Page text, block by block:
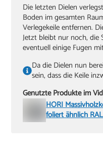
Die letzten Dielen
Boden im gesamten
Verlegekeile entfernen.
Jetzt bleibt nur noch, die
eventuell einige Fugen
Da die Dielen nun
sein, dass die Keile
Genutzte Produkte im
HORI
foliert ähnlich